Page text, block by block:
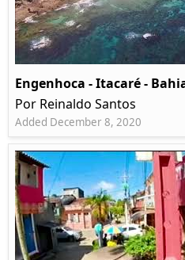
Engenhoca - Itacaré -
Por Reinaldo Santos
Added December 8, 2020